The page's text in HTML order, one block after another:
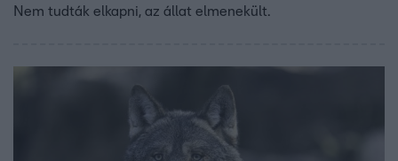
Nem tudták elkapni, az állat elmenekült.